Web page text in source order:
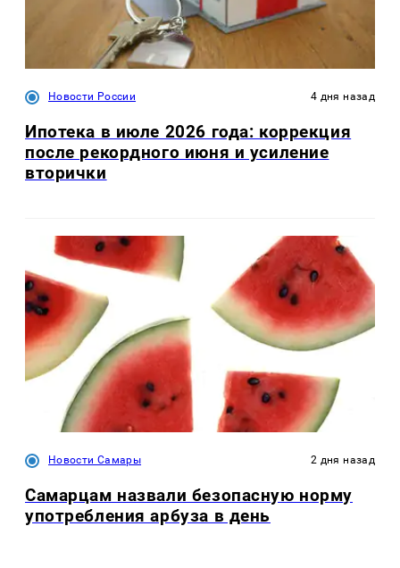
Новости России 4 дня назад
Ипотека в июле 2026 года: коррекция
после рекордного июня и усиление
вторички
Новости Самары 2 дня назад
Самарцам назвали безопасную норму
употребления арбуза в день